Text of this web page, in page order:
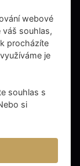
webové
váš souhlas,
procházíte
je
souhlas s
si